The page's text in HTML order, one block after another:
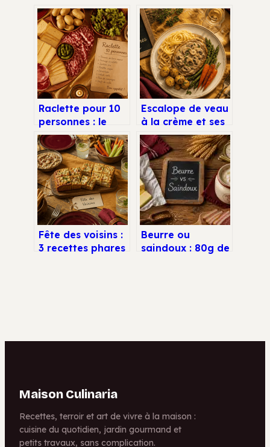
Raclette pour 10
personnes : le
guide des
quantités et 4
astuces pour
réussir votre
soirée
Escalope de veau
à la crème et ses
champignons
sautés
Fête des voisins :
3 recettes phares
Beurre ou
saindoux : 80g de
Maison Culinaria
Recettes, terroir et art de vivre à la maison :
cuisine du quotidien, jardin gourmand et
petits travaux, sans complication.